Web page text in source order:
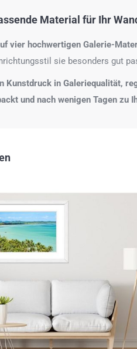
Material für Ihr
vier hochwertigen Galerie-
sie besonders gut
Kunstdruck in Galeriequalität,
und nach wenigen Tagen zu